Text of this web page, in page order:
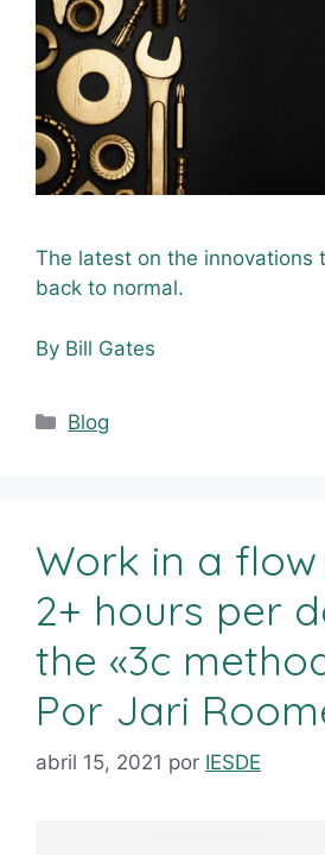
The latest on the innovations
back to normal.
By Bill Gates
Blog
Work in a
2+ hours per
the «3c
Por Jari
abril 15, 2021 por IESDE